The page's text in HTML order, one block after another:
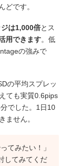
どです。
は1,000倍とス
用できます。低
の強みで
の平均スプレッ
ても実質0.6pips
でした。1日10
ません。
てみたい！」
してみてくだ